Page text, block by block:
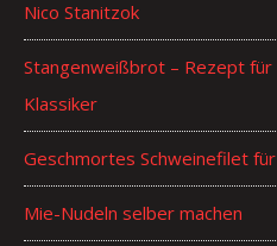
Nico Stanitzok
Stangenweißbrot – Rezept
Klassiker
Geschmortes Schweinefilet
Mie-Nudeln selber machen